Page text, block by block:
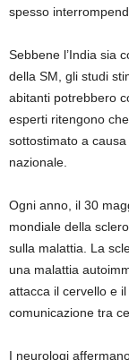
spesso
Sebbene l’India sia
della SM, gli studi
abitanti potrebbero
esperti ritengono
sottostimato a
nazionale.
Ogni anno, il 30
mondiale della
sulla malattia. La
una malattia
attacca il cervello e
comunicazione tra
I neurologi